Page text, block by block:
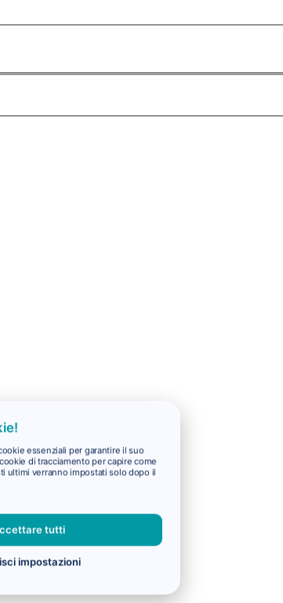
essenziali per garantire il suo
di tracciamento per capire come
ultimi verranno impostati solo dopo il
tutti
impostazioni